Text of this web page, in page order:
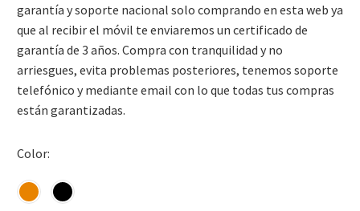
garantía y soporte nacional solo comprando en esta web ya
que al recibir el móvil te enviaremos un certificado de
garantía de 3 años. Compra con tranquilidad y no
arriesgues, evita problemas posteriores, tenemos soporte
telefónico y mediante email con lo que todas tus compras
están garantizadas.
Color